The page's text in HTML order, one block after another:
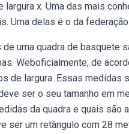
largura x. Uma das mais
Uma delas é o da
uma quadra de basquete
Weboficialmente, de
de largura. Essas medidas
ser o seu tamanho em
da quadra e quais
ser um retângulo com 28